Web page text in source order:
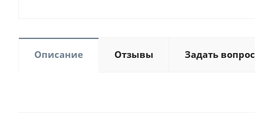
Описание Отзывы Задать вопрос